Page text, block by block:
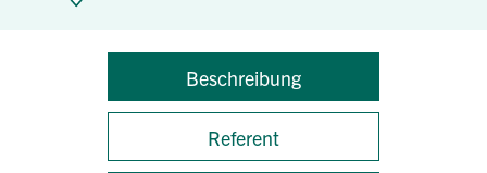
Beschreibung
Referent